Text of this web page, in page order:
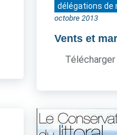
délégations de
octobre 2013
Vents et